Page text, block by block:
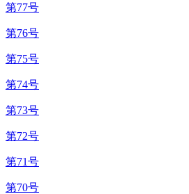
第77号
第76号
第75号
第74号
第73号
第72号
第71号
第70号